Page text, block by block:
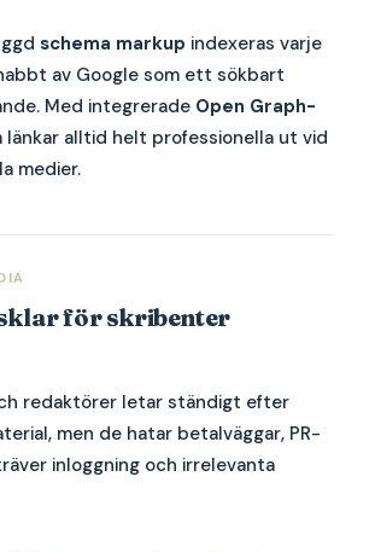
schema markup indexeras varje
av Google som ett sökbart
Med integrerade Open Graph-
länkar alltid helt professionella ut vid
medier.
för skribenter
redaktörer letar ständigt efter
men de hatar betalväggar, PR-
inloggning och irrelevanta